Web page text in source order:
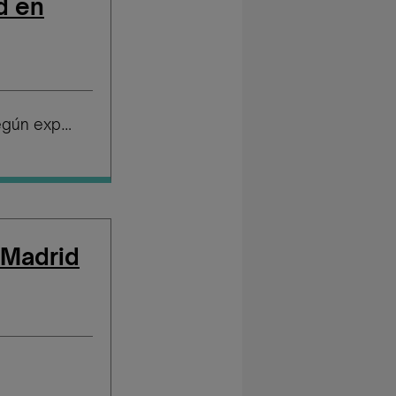
en
Salario según experiencia